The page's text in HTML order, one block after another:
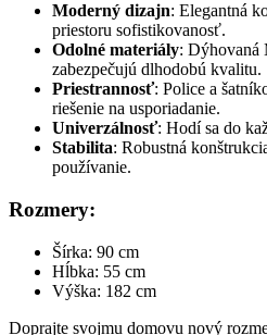
Moderný dizajn: Elegantná
priestoru sofistikovanosť.
Odolné materiály: Dýhovaná
zabezpečujú dlhodobú kvalitu.
Priestrannosť: Police a
riešenie na usporiadanie.
Univerzálnosť: Hodí sa do
Stabilita: Robustná
používanie.
Rozmery:
Šírka: 90 cm
Hĺbka: 55 cm
Výška: 182 cm
Doprajte svojmu domovu nový